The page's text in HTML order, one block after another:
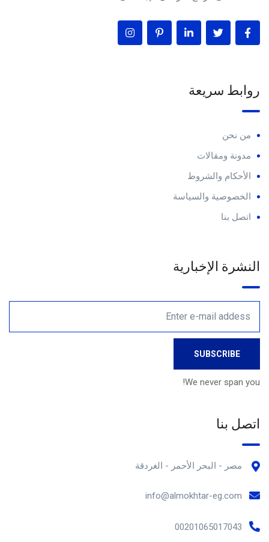
روابط سريعة
من نحن
مدونة ومقالات
الأحكام والشروط
الخصوصية والسياسة
اتصل بنا
النشرة الإخبارية
We never span you!
اتصل بنا
مصر - البحر الأحمر - الغردقة
info@almokhtar-eg.com
00201065017043